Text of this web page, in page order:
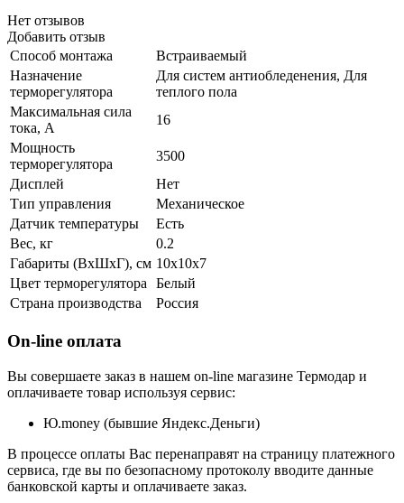
Нет отзывов
Добавить отзыв
Способ монтажа
Встраиваемый
Назначение
терморегулятора
Для систем антиобледенения, Для
теплого пола
Максимальная сила
тока, A
16
Мощность
терморегулятора
3500
Дисплей
Нет
Тип управления
Механическое
Датчик температуры
Есть
Вес, кг
0.2
Габариты (ВхШхГ), см 10x10x7
Цвет терморегулятора
Белый
Страна производства
Россия
On-line оплата
Вы совершаете заказ в нашем on-line магазине Термодар и
оплачиваете товар используя сервис:
Ю.money (бывшие Яндекс.Деньги)
В процессе оплаты Вас перенаправят на страницу платежного
сервиса, где вы по безопасному протоколу вводите данные
банковской карты и оплачиваете заказ.